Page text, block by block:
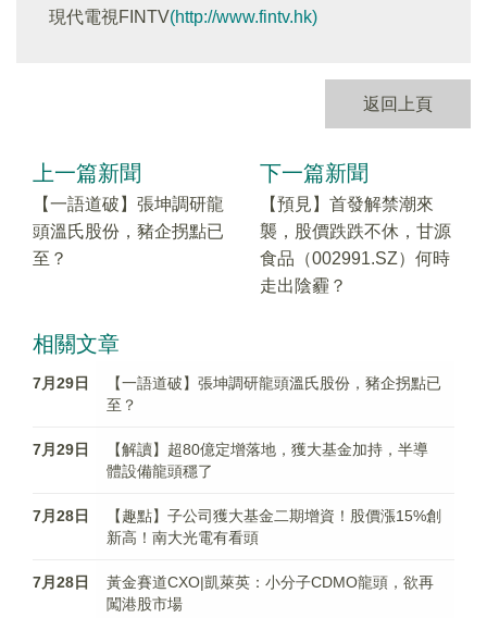
現代電視FINTV(http://www.fintv.hk)
返回上頁
上一篇新聞
【一語道破】張坤調研龍
頭溫氏股份，豬企拐點已
至？
下一篇新聞
【預見】首發解禁潮來
襲，股價跌跌不休，甘源
食品（002991.SZ）何時
走出陰霾？
相關文章
7月29日
【一語道破】張坤調研龍頭溫氏股份，豬企拐點已
至？
7月29日
【解讀】超80億定增落地，獲大基金加持，半導
體設備龍頭穩了
7月28日
【趣點】子公司獲大基金二期增資！股價漲15%創
新高！南大光電有看頭
7月28日
黃金賽道CXO|凱萊英：小分子CDMO龍頭，欲再
闖港股市場